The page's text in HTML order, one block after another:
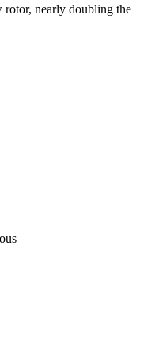
nearly doubling the